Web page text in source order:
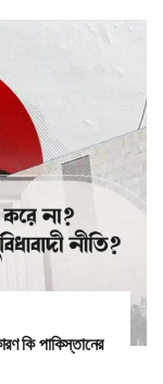
কি পাকিস্তানের